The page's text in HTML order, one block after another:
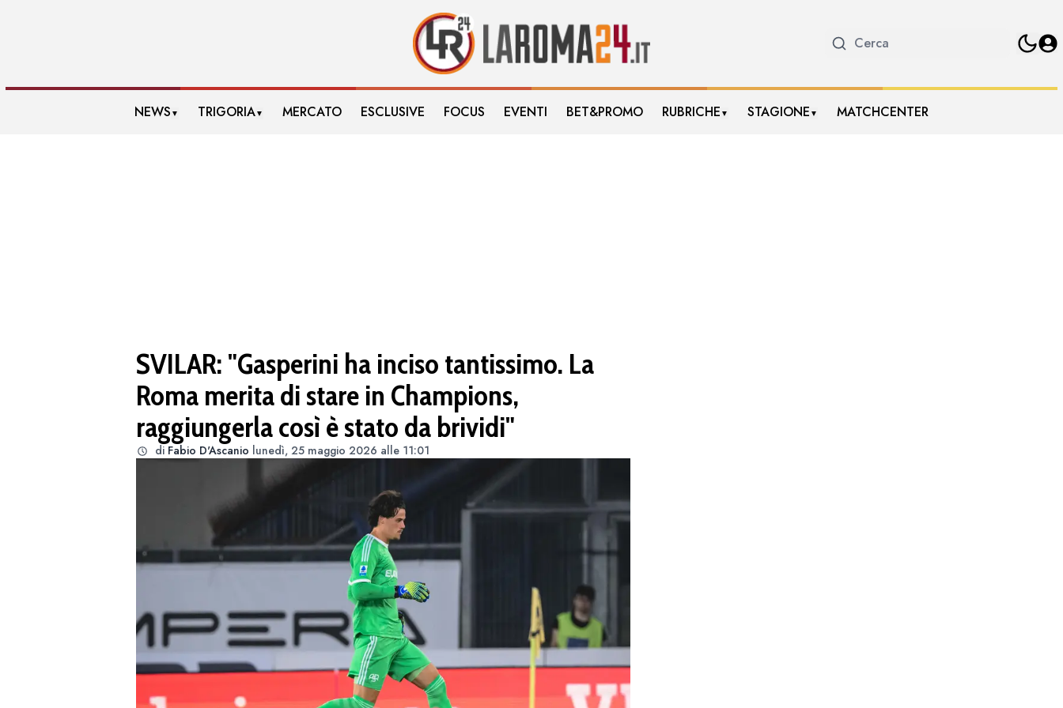
NEWS ▼ TRIGORIA▼ MERCATO ESCLUSIVE FOCUS EVENTI BET&PROMO RUBRICHE ▼ STAGIONE ▼ MATCHCENTER
SVILAR: "Gasperini ha inciso tantissimo. La
Roma merita di stare in Champions,
raggiungerla così è stato da brividi"
di Fabio D'Ascanio lunedì, 25 maggio 2026 alle 11:01